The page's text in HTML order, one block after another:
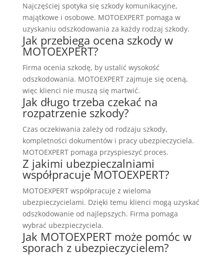
Najczęściej spotyka się szkody komunikacyjne,
majątkowe i osobowe. MOTOEXPERT pomaga w
uzyskaniu odszkodowania za każdy rodzaj szkody.
Jak przebiega ocena szkody w
MOTOEXPERT?
Firma ocenia szkodę, by ustalić wysokość
odszkodowania. MOTOEXPERT zajmuje się oceną,
więc klienci nie muszą się martwić.
Jak długo trzeba czekać na
rozpatrzenie szkody?
Czas oczekiwania zależy od rodzaju szkody,
kompletności dokumentów i pracy ubezpieczyciela.
MOTOEXPERT pomaga przyspieszyć proces.
Z jakimi ubezpieczalniami
współpracuje MOTOEXPERT?
MOTOEXPERT współpracuje z wieloma
ubezpieczycielami. Dzięki temu klienci mogą uzyskać
odszkodowanie od najlepszych. Firma pomaga
wybrać ubezpieczyciela.
Jak MOTOEXPERT może pomóc w
sporach z ubezpieczycielem?